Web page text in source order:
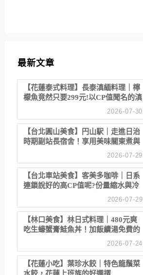
最新文章
【花蓮泰式料理】長泰滇緬料理｜檸
檬魚竟然只要299元!以CP值聞名的滇
2026-07-30
【台北圓山美食】円山駅｜走進日治
時期副站長宿舍！享用美味關東煮與
2026-07-29
【台北車站美食】客美多咖啡｜日系
連鎖說好的高CP值呢?份量縮水與冷
2026-07-29
【林口美食】林日式料理｜480元爽
吃生蠔蟹膏鮭魚丼！加飯續湯免費的
2026-07-24
【花蓮小吃】葉珍水餃｜特色龍鬚菜
水餃，花蓮上班族的好選擇